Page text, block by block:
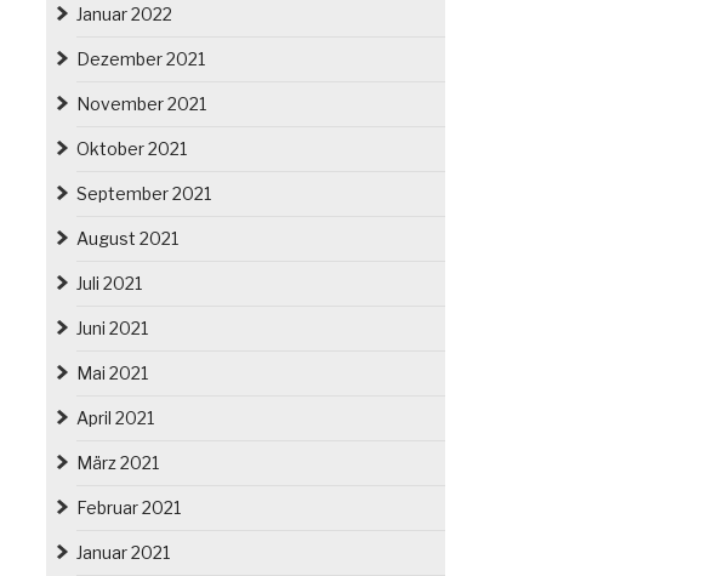
Januar 2022
Dezember 2021
November 2021
Oktober 2021
September 2021
August 2021
Juli 2021
Juni 2021
Mai 2021
April 2021
März 2021
Februar 2021
Januar 2021